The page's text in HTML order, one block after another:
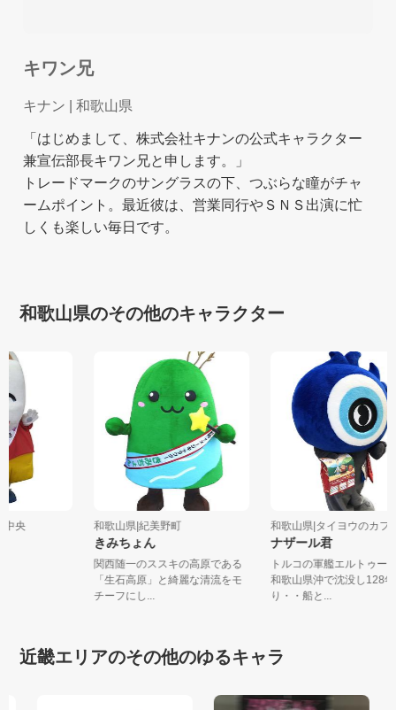
キワン兄
キナン | 和歌山県
「はじめまして、株式会社キナンの公式キャラクター
兼宣伝部長キワン兄と申します。」
トレードマークのサングラスの下、つぶらな瞳がチャ
ームポイント。最近彼は、営業同行やＳＮＳ出演に忙
しくも楽しい毎日です。
和歌山県のその他のキャラクター
中央 和歌山県|紀美野町
きみちょん
関西随一のススキの高原である
「生石高原」と綺麗な清流をモ
チーフにし...
和歌山県|タイヨウのカ
ナザール君
トルコの軍艦エルトゥ
和歌山県沖で沈没し
り・・船と...
近畿エリアのその他のゆるキャラ